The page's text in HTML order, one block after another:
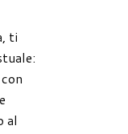
ti
al